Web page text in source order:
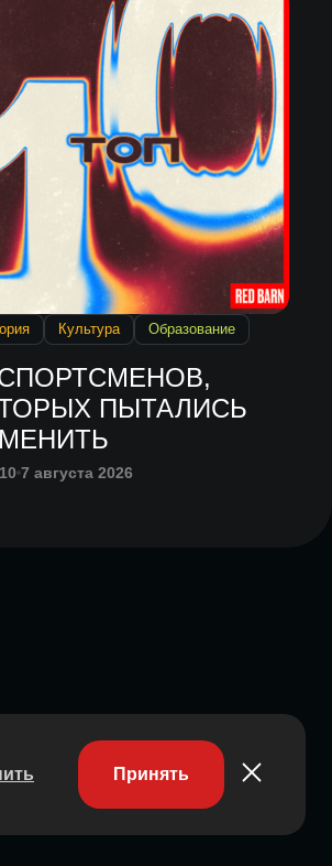
Культура Образование
ПЫТАЛИСЬ
7 августа 2026
Принять